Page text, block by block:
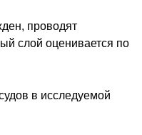
проводят
слой оценивается по
в исследуемой